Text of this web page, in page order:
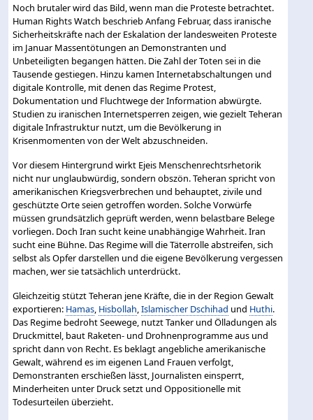
Noch brutaler wird das Bild, wenn man die Proteste betrachtet.
Human Rights Watch beschrieb Anfang Februar, dass iranische
Sicherheitskräfte nach der Eskalation der landesweiten Proteste
im Januar Massentötungen an Demonstranten und
Unbeteiligten begangen hätten. Die Zahl der Toten sei in die
Tausende gestiegen. Hinzu kamen Internetabschaltungen und
digitale Kontrolle, mit denen das Regime Protest,
Dokumentation und Fluchtwege der Information abwürgte.
Studien zu iranischen Internetsperren zeigen, wie gezielt Teheran
digitale Infrastruktur nutzt, um die Bevölkerung in
Krisenmomenten von der Welt abzuschneiden.
Vor diesem Hintergrund wirkt Ejeis Menschenrechtsrhetorik
nicht nur unglaubwürdig, sondern obszön. Teheran spricht von
amerikanischen Kriegsverbrechen und behauptet, zivile und
geschützte Orte seien getroffen worden. Solche Vorwürfe
müssen grundsätzlich geprüft werden, wenn belastbare Belege
vorliegen. Doch Iran sucht keine unabhängige Wahrheit. Iran
sucht eine Bühne. Das Regime will die Täterrolle abstreifen, sich
selbst als Opfer darstellen und die eigene Bevölkerung vergessen
machen, wer sie tatsächlich unterdrückt.
Gleichzeitig stützt Teheran jene Kräfte, die in der Region Gewalt
exportieren: Hamas Hisbollah ,Islamischer Dschihad und Huthi.
Das Regime bedroht Seewege, nutzt Tanker und Ölladungen als
Druckmittel, baut Raketen- und Drohnenprogramme aus und
spricht dann von Recht. Es beklagt angebliche amerikanische
Gewalt, während es im eigenen Land Frauen verfolgt,
Demonstranten erschießen lässt, Journalisten einsperrt,
Minderheiten unter Druck setzt und Oppositionelle mit
Todesurteilen überzieht.